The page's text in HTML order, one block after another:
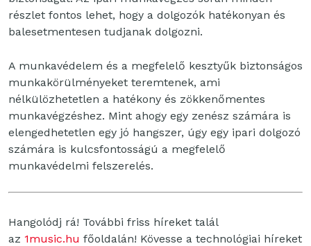
részlet fontos lehet, hogy a dolgozók hatékonyan és
balesetmentesen tudjanak dolgozni.
A munkavédelem és a megfelelő kesztyűk biztonságos
munkakörülményeket teremtenek, ami
nélkülözhetetlen a hatékony és zökkenőmentes
munkavégzéshez. Mint ahogy egy zenész számára is
elengedhetetlen egy jó hangszer, úgy egy ipari dolgozó
számára is kulcsfontosságú a megfelelő
munkavédelmi felszerelés.
Hangolódj rá! További friss híreket talál
az 1music.hu főoldalán! Kövesse a technológiai híreket